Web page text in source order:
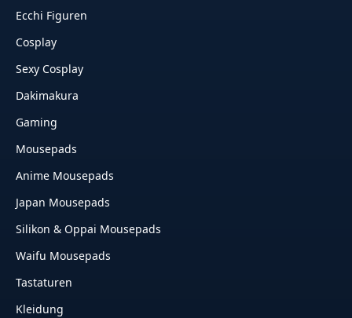
Ecchi Figuren
Cosplay
Sexy Cosplay
Dakimakura
Gaming
Mousepads
Anime Mousepads
Japan Mousepads
Silikon & Oppai Mousepads
Waifu Mousepads
Tastaturen
Kleidung